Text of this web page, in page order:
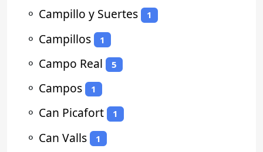
⚬ Campillo y Suertes 1
⚬ Campillos 1
⚬ Campo Real 5
⚬ Campos 1
⚬ Can Picafort 1
⚬ Can Valls 1